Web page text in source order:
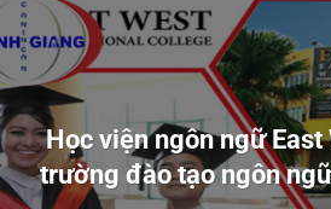
Học viện ngôn ngữ East
trường đào tạo ngôn